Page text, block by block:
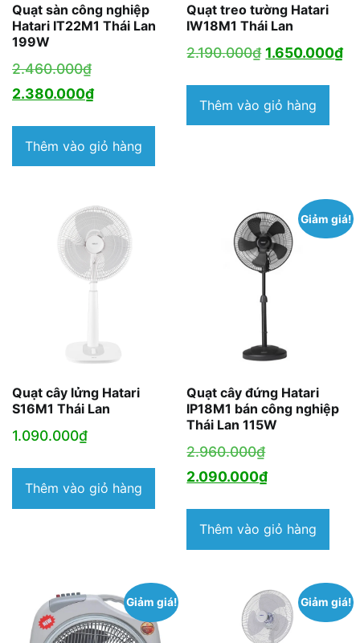
Quạt sàn công nghiệp
Hatari IT22M1 Thái Lan
199W
2.460.000₫Giá
gốc
2.460.000₫.
2.380.000₫Giá
tại
là:
Thêm vào giỏ hàng
Quạt treo tường Hatari
IW18M1 Thái Lan
2.190.000₫ Giá
là:
2.190.000₫.
1.650.000₫
Thêm vào giỏ hàng
Quạt cây lửng Hatari
S16M1 Thái Lan
1.090.000₫
Thêm vào giỏ hàng
Giảm giá!
Quạt cây đứng Hatari
IP18M1 bán công nghiệp
Thái Lan 115W
2.960.000₫Giá
gốc
2.960.000₫.
2.090.000₫Giá
tại
là:
Thêm vào giỏ hàng
Giảm giá! Giảm giá!